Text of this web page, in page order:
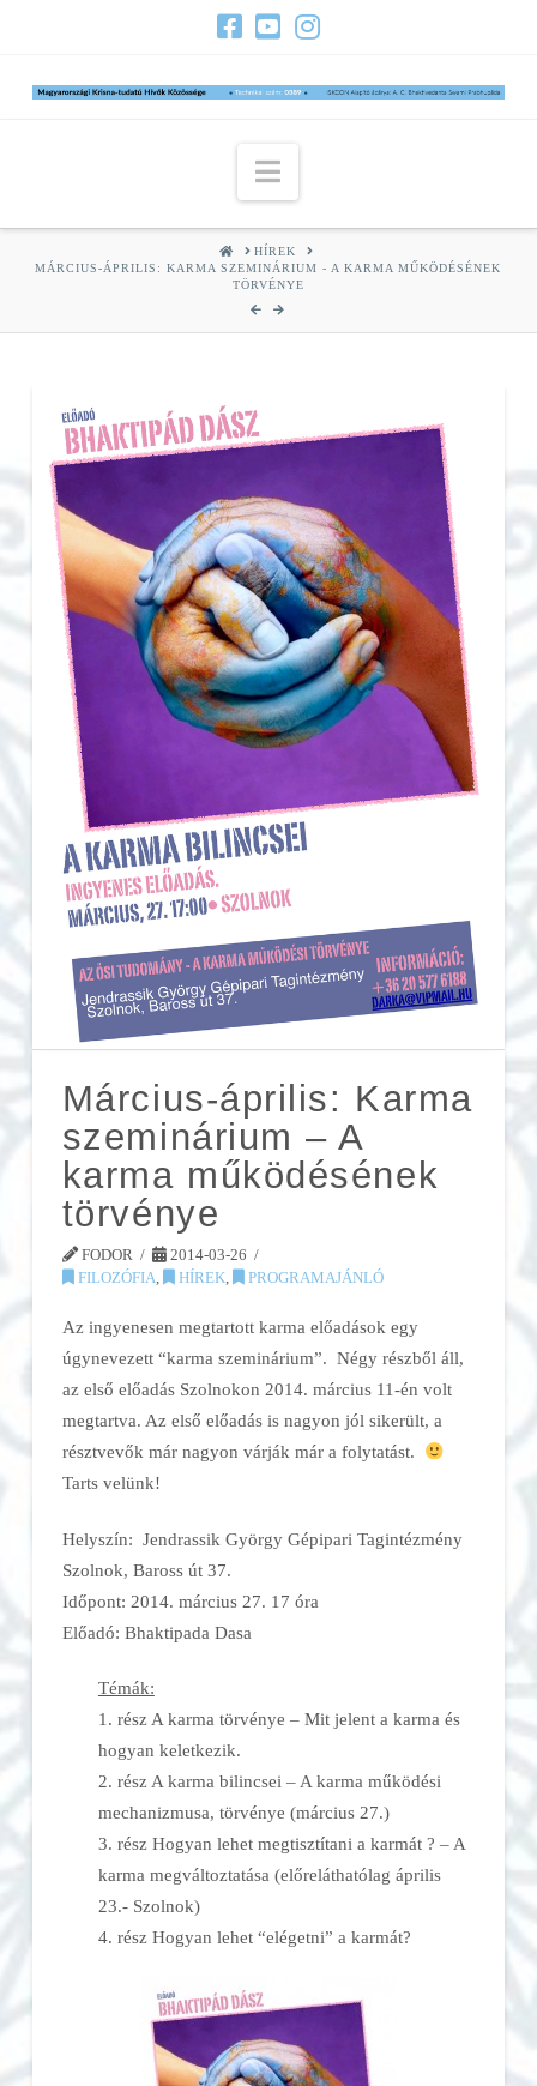
Navigation
HOMEHÍREK
MÁRCIUS-ÁPRILIS: KARMA SZEMINÁRIUM - A KARMA MŰKÖDÉSÉNEK
TÖRVÉNYE
Március-április: Karma
szeminárium – A
karma működésének
törvénye
FODOR
2014-03-26
FILOZÓFIA, HÍREK, PROGRAMAJÁNLÓ
Az ingyenesen megtartott karma előadások egy
úgynevezett “karma szeminárium”. Négy részből áll,
az első előadás Szolnokon 2014. március 11-én volt
megtartva. Az első előadás is nagyon jól sikerült, a
résztvevők már nagyon várják már a folytatást.
Tarts velünk!
Helyszín: Jendrassik György Gépipari Tagintézmény
Szolnok, Baross út 37.
Időpont: 2014. március 27. 17 óra
Előadó: Bhaktipada Dasa
Témák:
1. rész A karma törvénye – Mit jelent a karma és
hogyan keletkezik.
2. rész A karma bilincsei – A karma működési
mechanizmusa, törvénye (március 27.)
3. rész Hogyan lehet megtisztítani a karmát ? – A
karma megváltoztatása (előreláthatólag április
23.- Szolnok)
4. rész Hogyan lehet “elégetni” a karmát?